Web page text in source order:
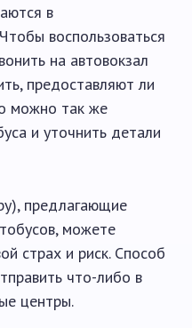
в
воспользоваться
на автовокзал
предоставляют ли
можно так же
и уточнить детали
предлагающие
можете
страх и риск. Способ
что-либо в
центры.